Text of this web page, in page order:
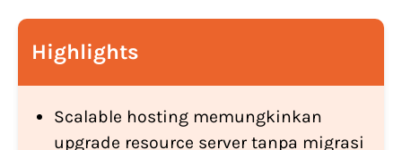
Highlights
Scalable hosting memungkinkan
upgrade resource server tanpa migrasi